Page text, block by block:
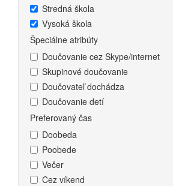
Stredná škola
Vysoká škola
Špeciálne atribúty
Doučovanie cez Skype/internet
Skupinové doučovanie
Doučovateľ dochádza
Doučovanie detí
Preferovaný čas
Doobeda
Poobede
Večer
Cez víkend